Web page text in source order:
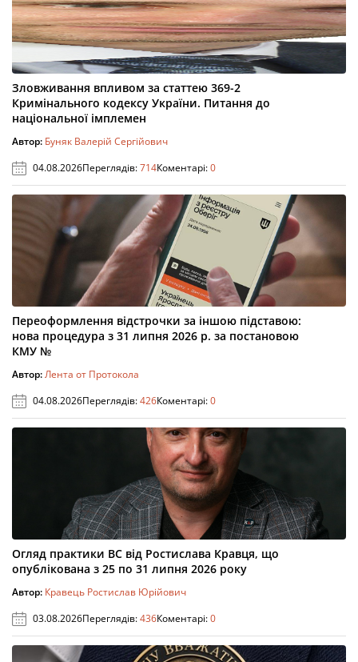
Зловживання впливом за статтею 369-2
Кримінального кодексу України. Питання до
національної імплемен
Автор: Буняк Валерій Сергійович
04.08.2026Переглядів:714Коментарі:0
Переоформлення відстрочки за іншою підставою:
нова процедура з 31 липня 2026 р. за постановою
КМУ №
Автор:Лента от Протокола
04.08.2026Переглядів:426Коментарі:0
Огляд практики ВС від Ростислава Кравця, що
опублікована з 25 по 31 липня 2026 року
Автор: Кравець Ростислав Юрійович
03.08.2026Переглядів:436Коментарі:0